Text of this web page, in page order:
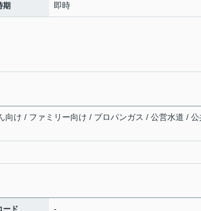
期 即時
け / ファミリー向け / プロパンガス / 公営水道 / 公
ード -